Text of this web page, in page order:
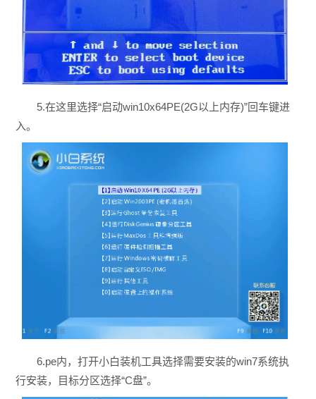
5.在这里选择“启动win10x64PE(2G以上内存)”回车键进
入。
6.pe内，打开小白装机工具选择需要安装的win7系统执
行安装，目标分区选择“C盘”。